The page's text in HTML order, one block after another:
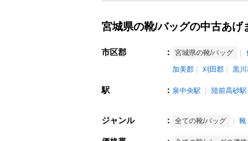
宮城県の靴/バッグの中古あげ
市区郡 ： 宮城県の靴/バッグ
加美郡
刈田郡 黒
駅 ： 泉中央駅 陸前高砂駅
ジャンル ： 全ての靴/バッグ 靴